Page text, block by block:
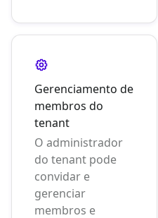
Gerenciamento de
membros do
tenant
O administrador
do tenant pode
convidar e
gerenciar
membros e